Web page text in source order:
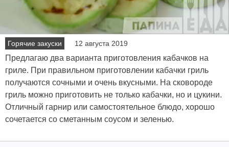
Горячие закуски 12 августа 2019
Предлагаю два варианта приготовления кабачков на
гриле. При правильном приготовлении кабачки гриль
получаются сочными и очень вкусными. На сковороде
гриль можно приготовить не только кабачки, но и цукини.
Отличный гарнир или самостоятельное блюдо, хорошо
сочетается со сметанным соусом и зеленью.